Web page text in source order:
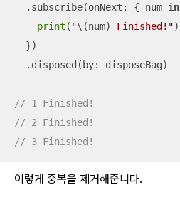
  .subscribe(onNext: { num
in
print ( "\(num) Finished!")
  })
  .disposed(by: disposeBag)
// 1 Finished!
// 2 Finished!
// 3 Finished!
이렇게 중복을 제거해줍니다.